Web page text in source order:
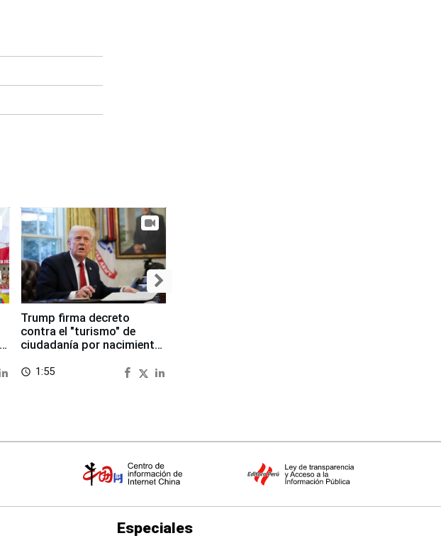
Trump firma decreto
contra el "turismo" de
ciudadanía por nacimiento
access_time 1:55
Especiales